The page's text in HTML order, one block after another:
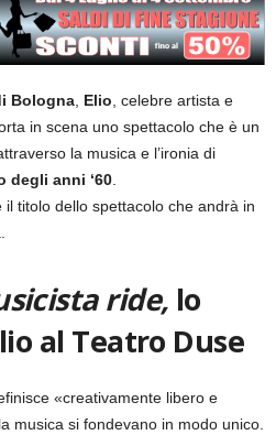
Bologna, Elio, celebre artista e
in scena uno spettacolo che è un
la musica e l’ironia di
degli anni ‘60.
il titolo dello spettacolo che andrà in
ride, lo
al Teatro Duse
«creativamente libero e
musica si fondevano in modo unico.